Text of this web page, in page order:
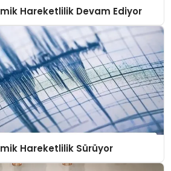
Hareketlilik Devam Ediyor
Hareketlilik Sürüyor